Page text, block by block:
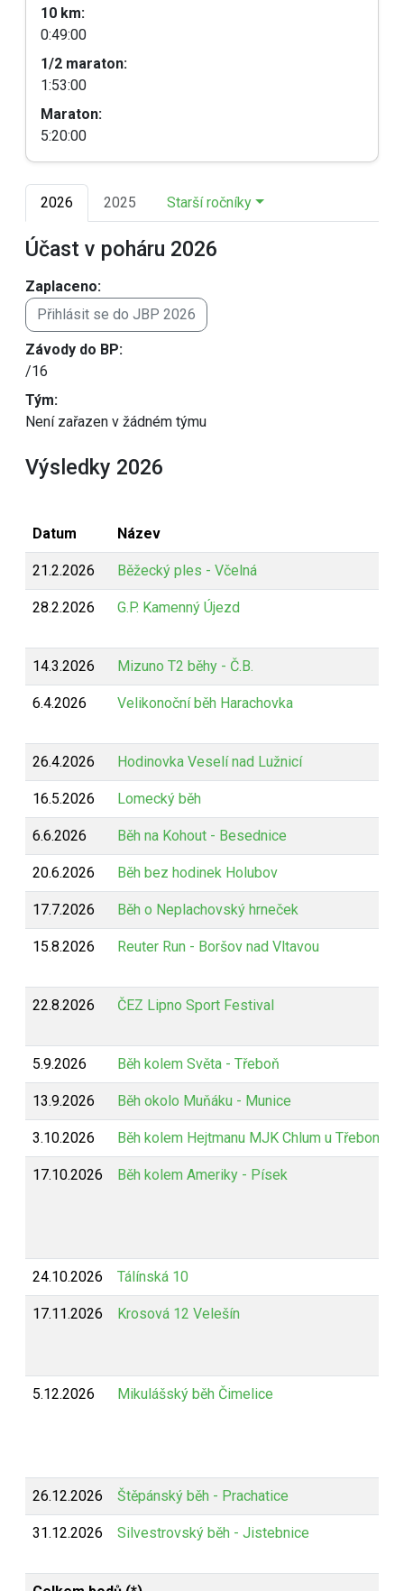
10 km:
0:49:00
1/2 maraton:
1:53:00
Maraton:
5:20:00
2026 2025 Starší ročníky
Účast v poháru 2026
Zaplaceno:
Přihlásit se do JBP 2026
Závody do BP:
/16
Tým:
Není zařazen v žádném týmu
Výsledky 2026
Datum Název
21.2.2026 Běžecký ples - Včelná
28.2.2026 G.P. Kamenný Újezd
14.3.2026 Mizuno T2 běhy - Č.B.
6.4.2026 Velikonoční běh Harachovka
26.4.2026 Hodinovka Veselí nad Lužnicí
16.5.2026 Lomecký běh
6.6.2026 Běh na Kohout - Besednice
20.6.2026 Běh bez hodinek Holubov
17.7.2026 Běh o Neplachovský hrneček
15.8.2026 Reuter Run - Boršov nad Vltavou
22.8.2026 ČEZ Lipno Sport Festival
5.9.2026 Běh kolem Světa - Třeboň
13.9.2026 Běh okolo Muňáku - Munice
3.10.2026 Běh kolem Hejtmanu MJK Chlum u Třeboně
17.10.2026 Běh kolem Ameriky - Písek
24.10.2026 Tálínská 10
17.11.2026 Krosová 12 Velešín
5.12.2026 Mikulášský běh Čimelice
26.12.2026 Štěpánský běh - Prachatice
31.12.2026 Silvestrovský běh - Jistebnice